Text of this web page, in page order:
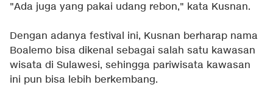
"Ada juga yang pakai udang rebon," kata Kusnan.
Dengan adanya festival ini, Kusnan berharap nama
Boalemo bisa dikenal sebagai salah satu kawasan
wisata di Sulawesi, sehingga pariwisata kawasan
ini pun bisa lebih berkembang.